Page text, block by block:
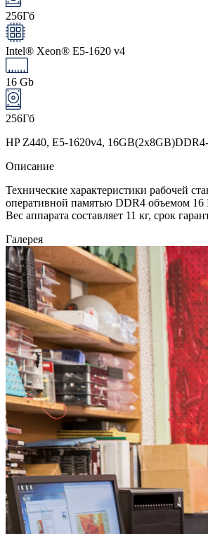
256Гб
Intel® Xeon® E5-1620 v4
16 Gb
256Гб
HP Z440, E5-1620v4,
Описание
Технические характеристики рабочей
оперативной памятью DDR4 объемом 16
Вес аппарата составляет 11 кг, срок
Галерея